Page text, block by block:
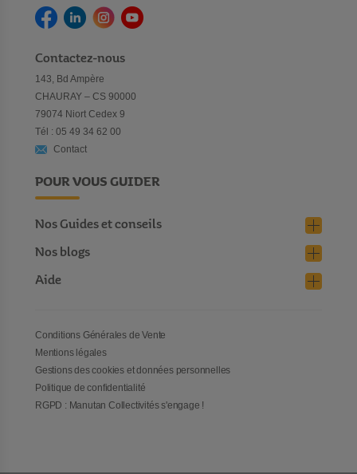
Contactez-nous
143, Bd Ampère
CHAURAY – CS 90000
79074 Niort Cedex 9
Tél : 05 49 34 62 00
Contact
POUR VOUS GUIDER
Nos Guides et conseils
Nos blogs
Aide
Conditions Générales de Vente
Mentions légales
Gestions des cookies et données personnelles
Politique de confidentialité
RGPD : Manutan Collectivités s'engage !